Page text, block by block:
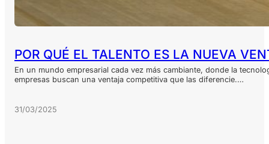
POR QUÉ EL TALENTO ES LA NUEVA
En un mundo empresarial cada vez más cambiante, donde la
empresas buscan una ventaja competitiva que las diferencie.…
31/03/2025